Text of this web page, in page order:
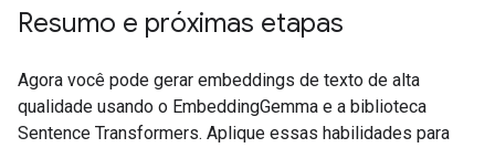
Resumo e próximas etapas
Agora você pode gerar embeddings de texto de alta
qualidade usando o EmbeddingGemma e a biblioteca
Sentence Transformers. Aplique essas habilidades para